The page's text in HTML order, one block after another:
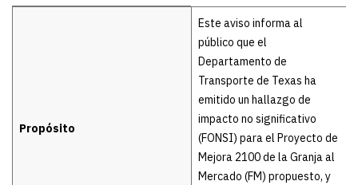
Propósito
Este aviso informa al
público que el
Departamento de
Transporte de Texas ha
emitido un hallazgo de
impacto no significativo
(FONSI) para el Proyecto de
Mejora 2100 de la Granja al
Mercado (FM) propuesto, y